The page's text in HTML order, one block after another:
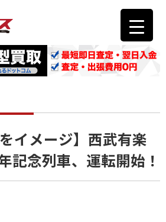
イメージ】西武有楽
記念列車、運転開始！